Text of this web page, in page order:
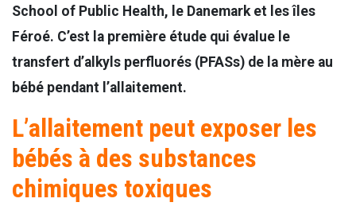
School of Public Health, le Danemark et les îles
Féroé. C’est la première étude qui évalue le
transfert d’alkyls perfluorés (PFASs) de la mère au
bébé pendant l’allaitement.
L’allaitement peut exposer les
bébés à des substances
chimiques toxiques